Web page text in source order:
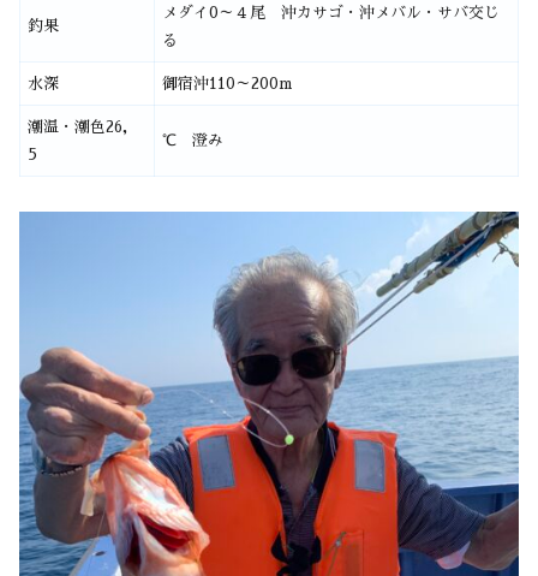
釣果
メダイ0～４尾 沖カサゴ・沖メバル・サバ交じ
る
水深 御宿沖110～200m
潮温・潮色26，
5
℃ 澄み